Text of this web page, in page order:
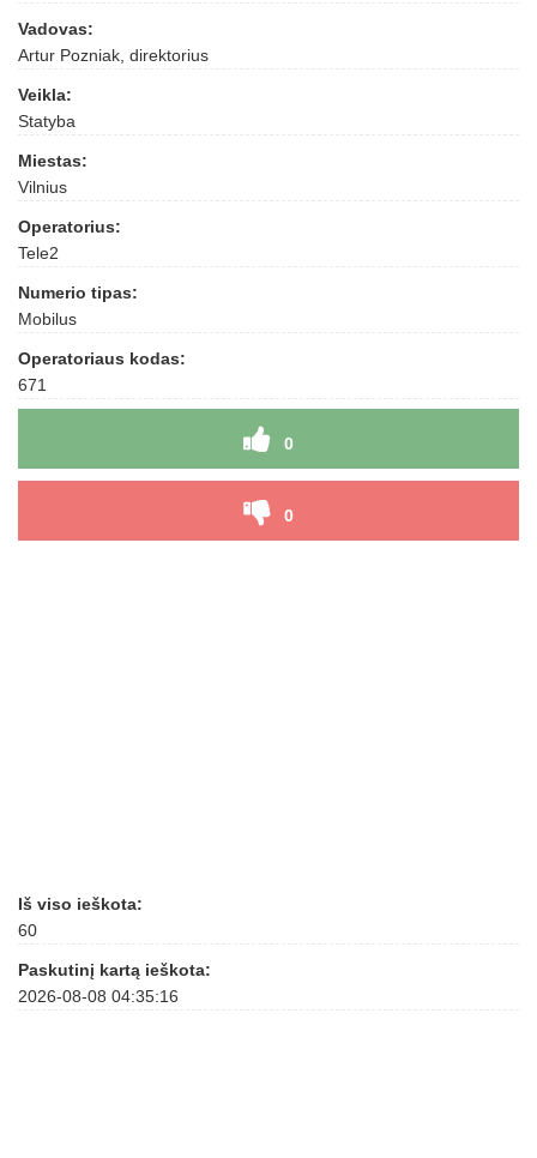
Vadovas:
Artur Pozniak, direktorius
Veikla:
Statyba
Miestas:
Vilnius
Operatorius:
Tele2
Numerio tipas:
Mobilus
Operatoriaus kodas:
671
0
0
Iš viso ieškota:
60
Paskutinį kartą ieškota:
2026-08-08 04:35:16